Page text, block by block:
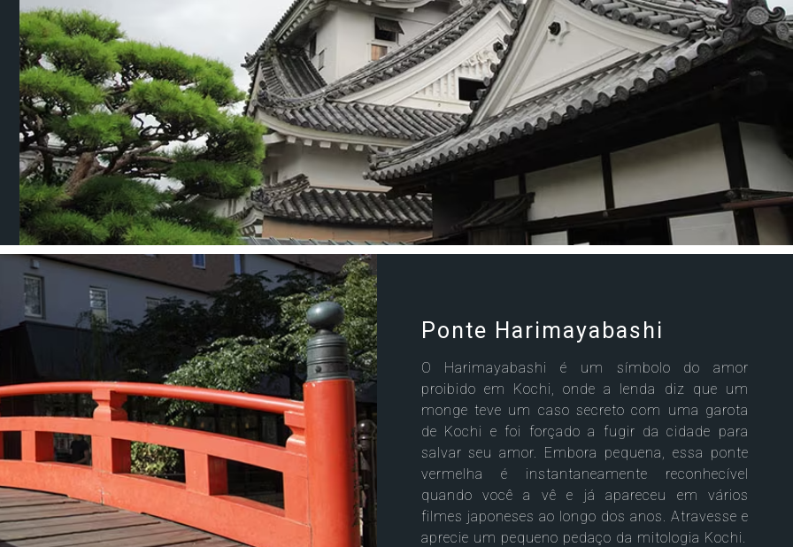
Ponte Harimayabashi
O Harimayabashi é um símbolo do amor
proibido em Kochi, onde a lenda diz que um
monge teve um caso secreto com uma garota
de Kochi e foi forçado a fugir da cidade para
salvar seu amor. Embora pequena, essa ponte
vermelha é instantaneamente reconhecível
quando você a vê e já apareceu em vários
filmes japoneses ao longo dos anos. Atravesse e
aprecie um pequeno pedaço da mitologia Kochi.